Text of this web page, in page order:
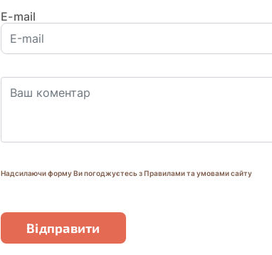
Е-mail
Надсилаючи форму Ви погоджуєтесь з Правилами та умовами сайту